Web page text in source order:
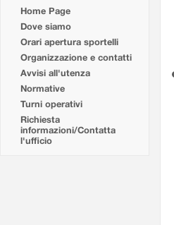
Home Page
Dove siamo
Orari apertura sportelli
Organizzazione e contatti
Avvisi all'utenza
Normative
Turni operativi
Richiesta
informazioni/Contatta
l'ufficio